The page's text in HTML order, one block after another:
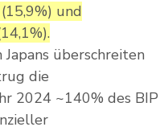
und
überschreiten
die
2024 ~140% des BIP